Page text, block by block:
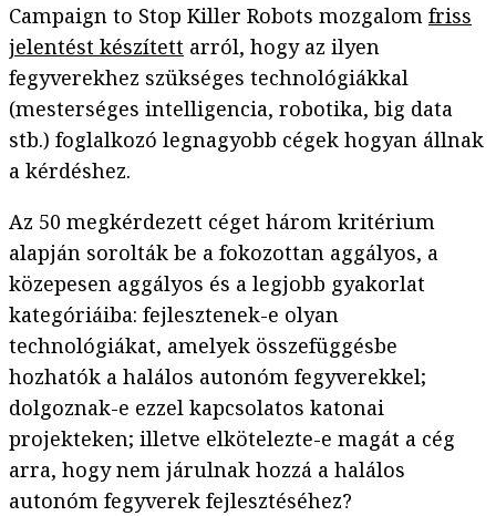
Campaign to Stop Killer Robots mozgalom friss
jelentést készített arról, hogy az ilyen
fegyverekhez szükséges technológiákkal
(mesterséges intelligencia, robotika, big data
stb.) foglalkozó legnagyobb cégek hogyan állnak
a kérdéshez.
Az 50 megkérdezett céget három kritérium
alapján sorolták be a fokozottan aggályos, a
közepesen aggályos és a legjobb gyakorlat
kategóriáiba: fejlesztenek-e olyan
technológiákat, amelyek összefüggésbe
hozhatók a halálos autonóm fegyverekkel;
dolgoznak-e ezzel kapcsolatos katonai
projekteken; illetve elkötelezte-e magát a cég
arra, hogy nem járulnak hozzá a halálos
autonóm fegyverek fejlesztéséhez?